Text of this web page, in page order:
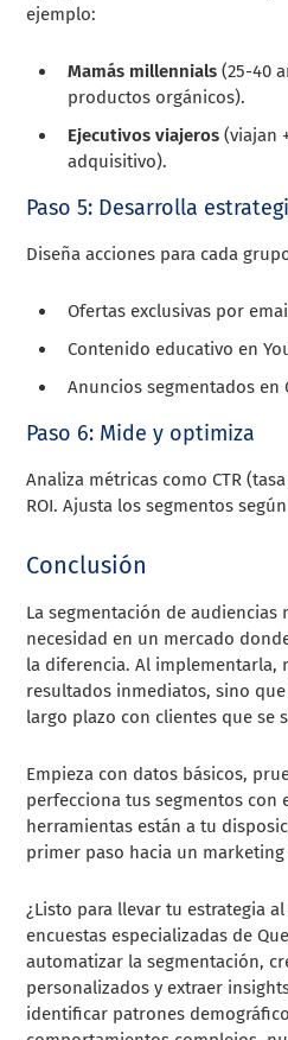
ejemplo:
Mamás millennials (25-40
productos orgánicos).
Ejecutivos viajeros (viajan
adquisitivo).
Paso 5: Desarrolla
Diseña acciones para cada
Ofertas exclusivas por
Contenido educativo en
Anuncios segmentados en
Paso 6: Mide y optimiza
Analiza métricas como CTR
ROI. Ajusta los segmentos
Conclusión
La segmentación de
necesidad en un mercado
la diferencia. Al implementarla,
resultados inmediatos, sino
largo plazo con clientes que se
Empieza con datos básicos,
perfecciona tus segmentos con
herramientas están a tu
primer paso hacia un
¿Listo para llevar tu estrategia
encuestas especializadas de
automatizar la segmentación,
personalizados y extraer
identificar patrones